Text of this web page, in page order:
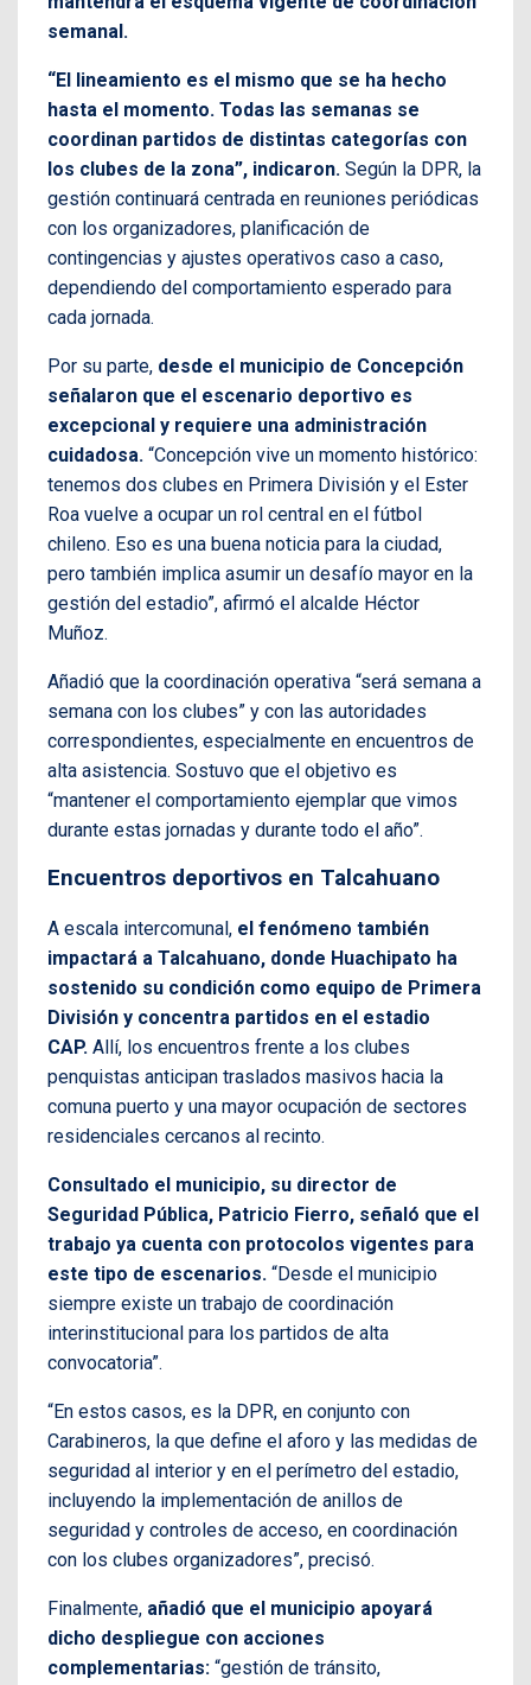
semanal.
“El lineamiento es el mismo que se ha hecho
hasta el momento. Todas las semanas se
coordinan partidos de distintas categorías con
los clubes de la zona”, indicaron. Según la DPR, la
gestión continuará centrada en reuniones periódicas
con los organizadores, planificación de
contingencias y ajustes operativos caso a caso,
dependiendo del comportamiento esperado para
cada jornada.
Por su parte, desde el municipio de Concepción
señalaron que el escenario deportivo es
excepcional y requiere una administración
cuidadosa. “Concepción vive un momento histórico:
tenemos dos clubes en Primera División y el Ester
Roa vuelve a ocupar un rol central en el fútbol
chileno. Eso es una buena noticia para la ciudad,
pero también implica asumir un desafío mayor en la
gestión del estadio”, afirmó el alcalde Héctor
Muñoz.
Añadió que la coordinación operativa “será semana a
semana con los clubes” y con las autoridades
correspondientes, especialmente en encuentros de
alta asistencia. Sostuvo que el objetivo es
“mantener el comportamiento ejemplar que vimos
durante estas jornadas y durante todo el año”.
Encuentros deportivos en Talcahuano
A escala intercomunal, el fenómeno también
impactará a Talcahuano, donde Huachipato ha
sostenido su condición como equipo de Primera
División y concentra partidos en el estadio
CAP. Allí, los encuentros frente a los clubes
penquistas anticipan traslados masivos hacia la
comuna puerto y una mayor ocupación de sectores
residenciales cercanos al recinto.
Consultado el municipio, su director de
Seguridad Pública, Patricio Fierro, señaló que el
trabajo ya cuenta con protocolos vigentes para
este tipo de escenarios. “Desde el municipio
siempre existe un trabajo de coordinación
interinstitucional para los partidos de alta
convocatoria”.
“En estos casos, es la DPR, en conjunto con
Carabineros, la que define el aforo y las medidas de
seguridad al interior y en el perímetro del estadio,
incluyendo la implementación de anillos de
seguridad y controles de acceso, en coordinación
con los clubes organizadores”, precisó.
Finalmente, añadió que el municipio apoyará
dicho despliegue con acciones
complementarias: “gestión de tránsito,